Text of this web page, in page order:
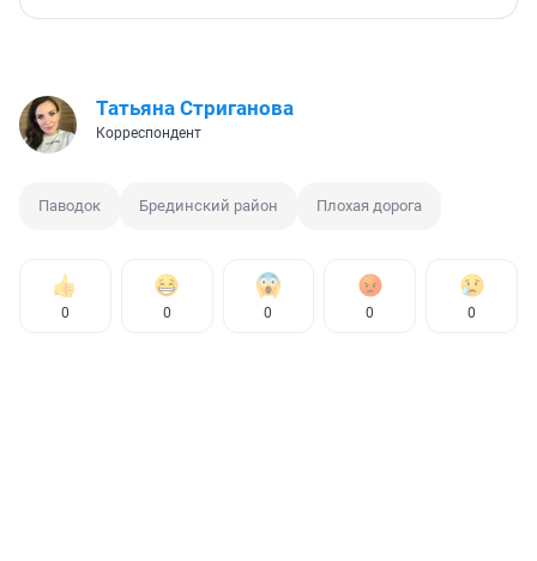
Татьяна Стриганова
Корреспондент
Паводок Брединский район Плохая дорога
0 0 0 0 0